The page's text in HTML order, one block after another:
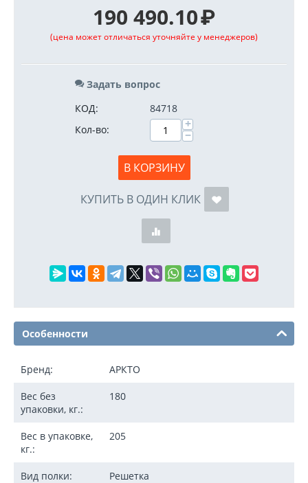
190 490.10₽
(цена может отличаться уточняйте у менеджеров)
Задать вопрос
КОД:
84718
Кол-во:
+
−
В КОРЗИНУ
КУПИТЬ В ОДИН КЛИК
Особенности
Бренд: АРКТО
Вес без
упаковки, кг.:
180
Вес в упаковке,
кг.:
205
Вид полки: Решетка